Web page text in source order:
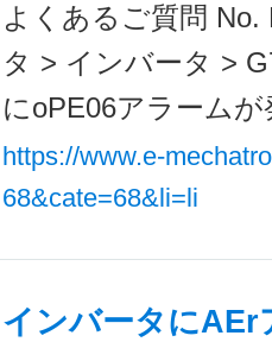
よくあるご質問
タ > インバータ >
にoPE06アラーム
https://www.e-
68&cate=68&li=li
インバータにAEr